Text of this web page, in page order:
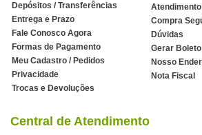
Depósitos / Transferências
Entrega e Prazo
Fale Conosco Agora
Formas de Pagamento
Meu Cadastro / Pedidos
Privacidade
Trocas e Devoluções
Compra
Dúvidas
Gerar Boleto
Nosso
Nota Fiscal
Central de Atendimento